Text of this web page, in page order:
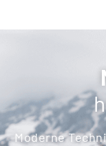
Moderne